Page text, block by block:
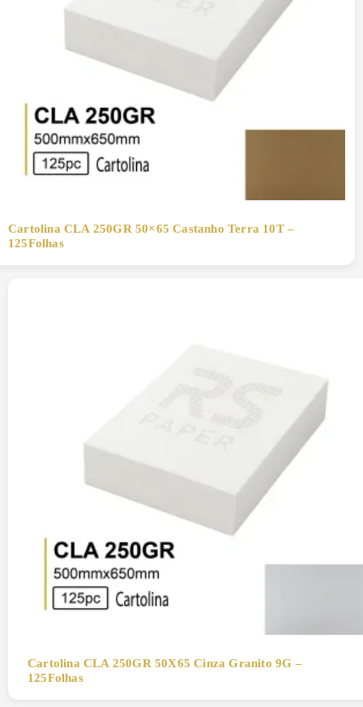
Cartolina CLA 250GR 50×65 Castanho Terra 10T –
125Folhas
Cartolina CLA 250GR 50X65 Cinza Granito 9G –
125Folhas